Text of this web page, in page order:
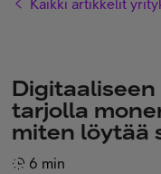
IT-palvelut
Kaikki artikkelit
tarjolla
miten löytää
6 min